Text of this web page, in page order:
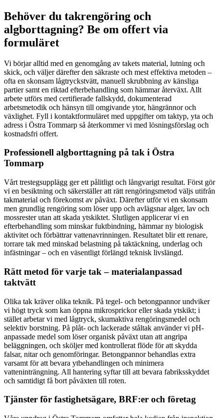
Behöver du takrengöring och
algborttagning? Be om offert via
formuläret
Vi börjar alltid med en genomgång av takets material, lutning och
skick, och väljer därefter den säkraste och mest effektiva metoden –
ofta en skonsam lågtryckstvätt, manuell skrubbning av känsliga
partier samt en riktad efterbehandling som hämmar återväxt. Allt
arbete utförs med certifierade fallskydd, dokumenterad
arbetsmetodik och hänsyn till omgivande ytor, hängrännor och
växlighet. Fyll i kontaktformuläret med uppgifter om taktyp, yta och
adress i Östra Tommarp så återkommer vi med lösningsförslag och
kostnadsfri offert.
Professionell algborttagning på tak i Östra
Tommarp
Vårt trestegsupplägg ger ett pålitligt och långvarigt resultat. Först gör
vi en besiktning och säkerställer att rätt rengöringsmetod väljs utifrån
takmaterial och förekomst av påväxt. Därefter utför vi en skonsam
men grundlig rengöring som löser upp och avlägsnar alger, lav och
mossrester utan att skada ytskiktet. Slutligen applicerar vi en
efterbehandling som minskar fuktbindning, hämmar ny biologisk
aktivitet och förbättrar vattenavrinningen. Resultatet blir ett renare,
torrare tak med minskad belastning på taktäckning, underlag och
infästningar – och en väsentligt förlängd teknisk livslängd.
Rätt metod för varje tak – materialanpassad
taktvätt
Olika tak kräver olika teknik. På tegel- och betongpannor undviker
vi högt tryck som kan öppna mikrosprickor eller skada ytskikt; i
stället arbetar vi med lågtryck, skumaktiva rengöringsmedel och
selektiv borstning. På plåt- och lackerade ståltak använder vi pH-
anpassade medel som löser organisk påväxt utan att angripa
beläggningen, och sköljer med kontrollerat flöde för att skydda
falsar, nitar och genomföringar. Betongpannor behandlas extra
varsamt för att bevara ytbehandlingen och minimera
vatteninträngning. All hantering syftar till att bevara fabriksskyddet
och samtidigt få bort påväxten till roten.
Tjänster för fastighetsägare, BRF:er och företag